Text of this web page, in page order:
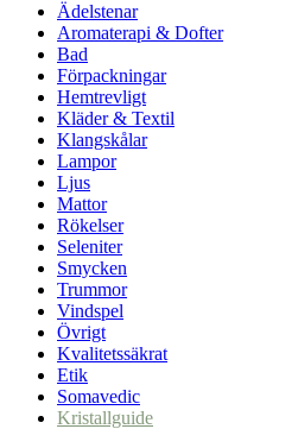
Ädelstenar
Aromaterapi & Dofter
Bad
Förpackningar
Hemtrevligt
Kläder & Textil
Klangskålar
Lampor
Ljus
Mattor
Rökelser
Seleniter
Smycken
Trummor
Vindspel
Övrigt
Kvalitetssäkrat
Etik
Somavedic
Kristallguide